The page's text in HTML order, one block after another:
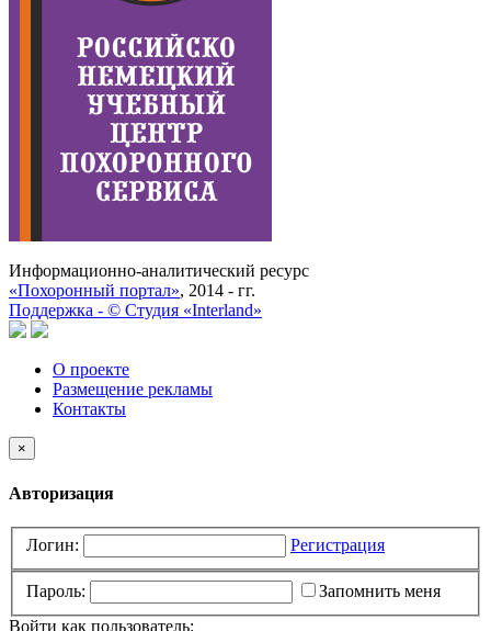
Информационно-аналитический ресурс
«Похоронный портал», 2014 - гг.
Поддержка - © Cтудия «Interland»
О проекте
Размещение рекламы
Контакты
×
Авторизация
Логин: Регистрация
Пароль:
Запомнить меня
Войти как пользователь: